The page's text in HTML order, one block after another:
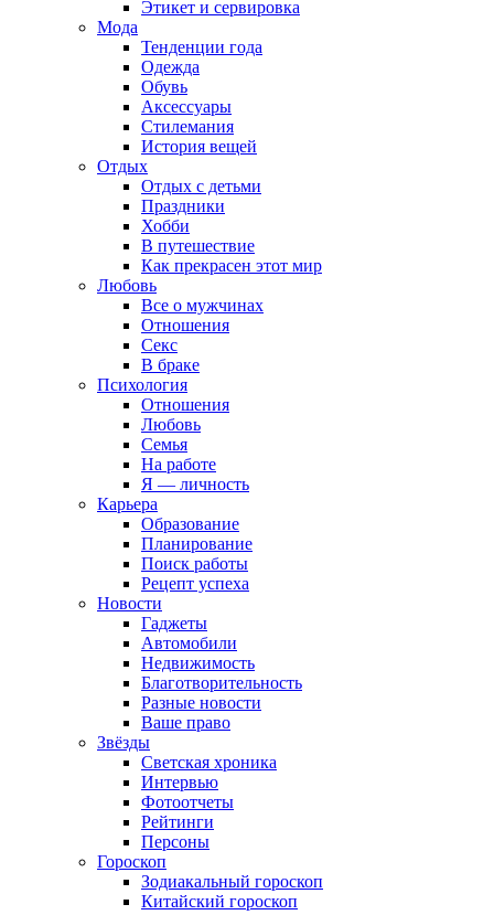
Этикет и сервировка
Мода
Тенденции года
Одежда
Обувь
Аксессуары
Стилемания
История вещей
Отдых
Отдых с детьми
Праздники
Хобби
В путешествие
Как прекрасен этот мир
Любовь
Все о мужчинах
Отношения
Секс
В браке
Психология
Отношения
Любовь
Семья
На работе
Я — личность
Карьера
Образование
Планирование
Поиск работы
Рецепт успеха
Новости
Гаджеты
Автомобили
Недвижимость
Благотворительность
Разные новости
Ваше право
Звёзды
Светская хроника
Интервью
Фотоотчеты
Рейтинги
Персоны
Гороскоп
Зодиакальный гороскоп
Китайский гороскоп